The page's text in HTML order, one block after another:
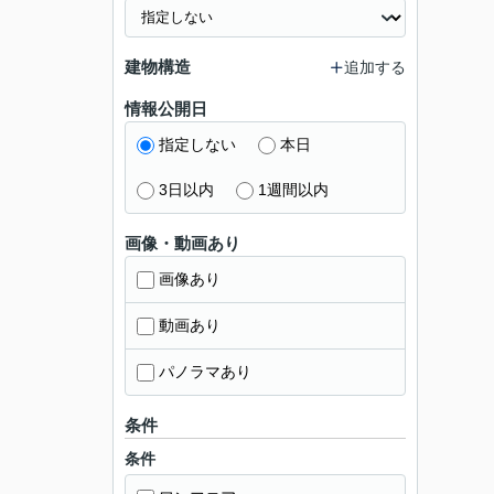
建物構造 追加する
情報公開日
指定しない 本日
3日以内 1週間以内
画像・動画あり
画像あり
動画あり
パノラマあり
条件
条件